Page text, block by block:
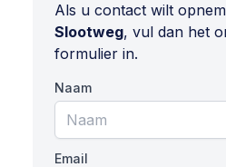
Als u contact wilt
Slootweg, vul dan het
formulier in.
Naam
Email